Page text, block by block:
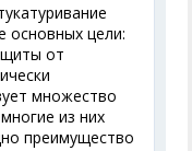
основных цели:
от
множество
из них
преимущество